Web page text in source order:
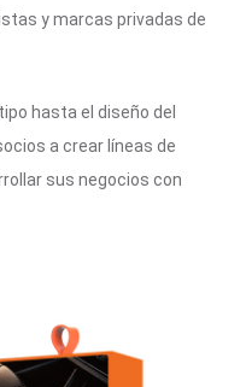
y marcas privadas de
hasta el diseño del
a crear líneas de
sus negocios con